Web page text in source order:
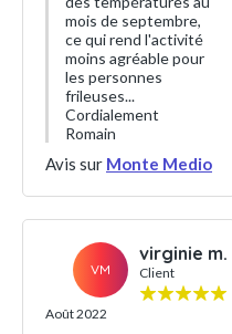
mois de septembre,
ce qui rend l'activité
moins agréable pour
les personnes
frileuses...
Cordialement
Romain
Avis sur Monte Medio
VM
virginie m.
Client
Août 2022